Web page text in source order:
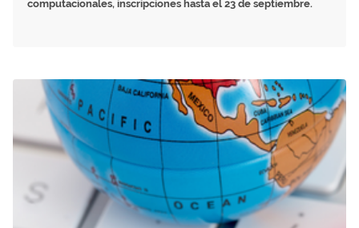
computacionales, inscripciones hasta el 23 de septiembre.